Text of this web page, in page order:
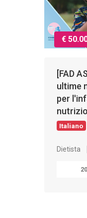
€
[FAD
ultime
per
Italiano
Dietista